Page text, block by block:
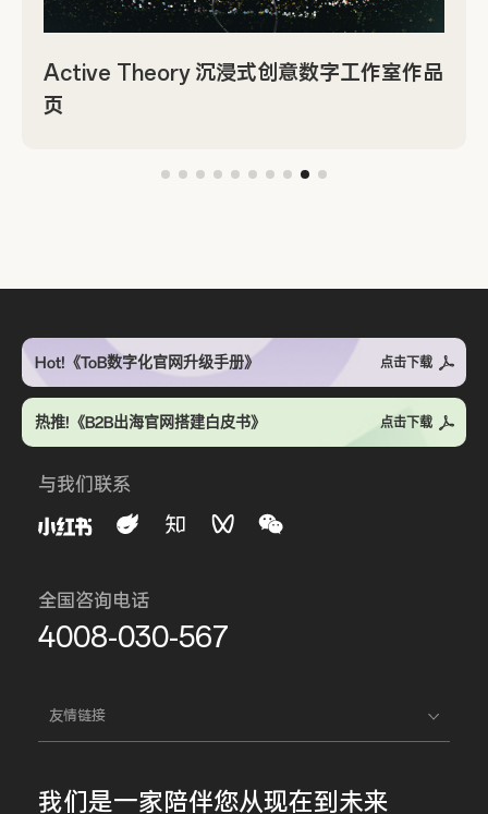
Active Theory 沉浸式创意数字工作室作品
页
Hot!《ToB数字化官网升级手册》 点击下载
热推!《B2B出海官网搭建白皮书》 点击下载
与我们联系
全国咨询电话
4008-030-567
友情链接
我们是一家陪伴您从现在到未来